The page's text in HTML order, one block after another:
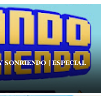
𝐒𝐎𝐍𝐑𝐈𝐄𝐍𝐃𝐎 | 𝐄𝐒𝐏𝐄𝐂𝐈𝐀𝐋